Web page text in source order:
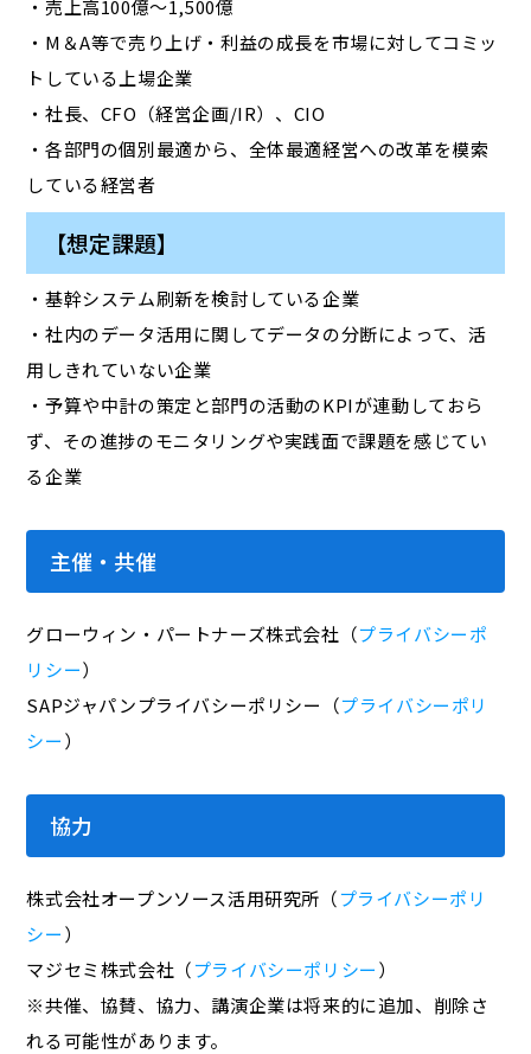
・売上高100億～1,500億
・M＆A等で売り上げ・利益の成長を市場に対してコミッ
トしている上場企業
・社長、CFO（経営企画/IR）、CIO
・各部門の個別最適から、全体最適経営への改革を模索
している経営者
【想定課題】
・基幹システム刷新を検討している企業
・社内のデータ活用に関してデータの分断によって、活
用しきれていない企業
・予算や中計の策定と部門の活動のKPIが連動しておら
ず、その進捗のモニタリングや実践面で課題を感じてい
る企業
主催・共催
グローウィン・パートナーズ株式会社（プライバシーポ
リシー）
SAPジャパンプライバシーポリシー（プライバシーポリ
シー）
協力
株式会社オープンソース活用研究所（プライバシーポリ
シー）
マジセミ株式会社（プライバシーポリシー）
※共催、協賛、協力、講演企業は将来的に追加、削除さ
れる可能性があります。